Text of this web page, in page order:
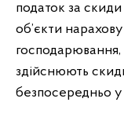
податок за
об’єкти
господарювання,
здійснюють
безпосередньо у